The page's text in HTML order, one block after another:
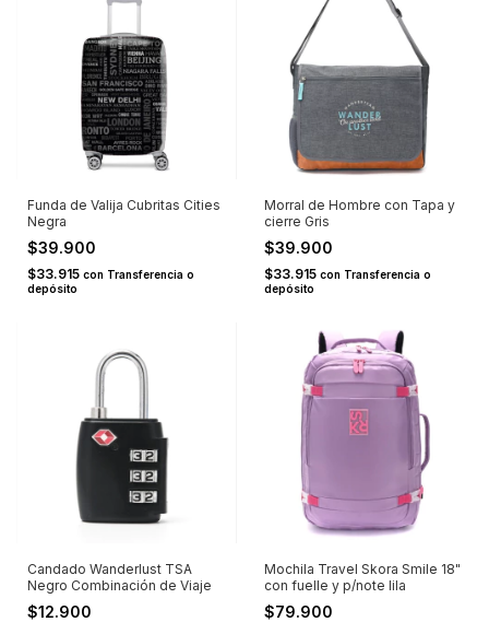
Funda de Valija Cubritas Cities
Negra
$39.900
$33.915 con Transferencia o
depósito
Morral de Hombre con Tapa y
cierre Gris
$39.900
$33.915 con Transferencia o
depósito
Candado Wanderlust TSA
Negro Combinación de Viaje
$12.900
Mochila Travel Skora Smile 18"
con fuelle y p/note lila
$79.900